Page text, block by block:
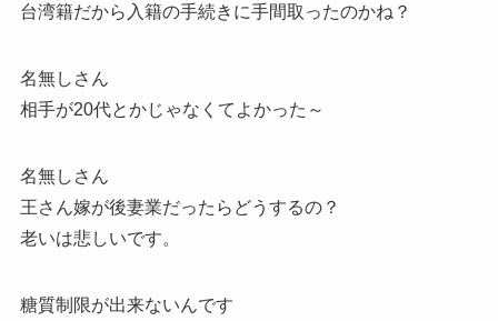
台湾籍だから入籍の手続きに手間取ったのかね？
名無しさん
相手が20代とかじゃなくてよかった～
名無しさん
王さん嫁が後妻業だったらどうするの？
老いは悲しいです。
糖質制限が出来ないんです